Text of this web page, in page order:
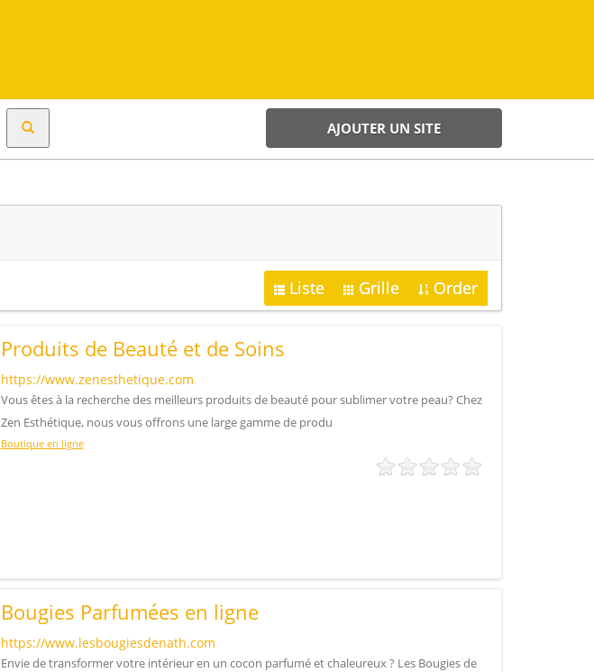
AJOUTER UN SITE
Liste Grille Order
Produits de Beauté et de Soins
https://www.zenesthetique.com
Vous êtes à la recherche des meilleurs produits de beauté pour sublimer votre peau? Chez
Zen Esthétique, nous vous offrons une large gamme de produ
Boutique en ligne
Bougies Parfumées en ligne
https://www.lesbougiesdenath.com
Envie de transformer votre intérieur en un cocon parfumé et chaleureux ? Les Bougies de